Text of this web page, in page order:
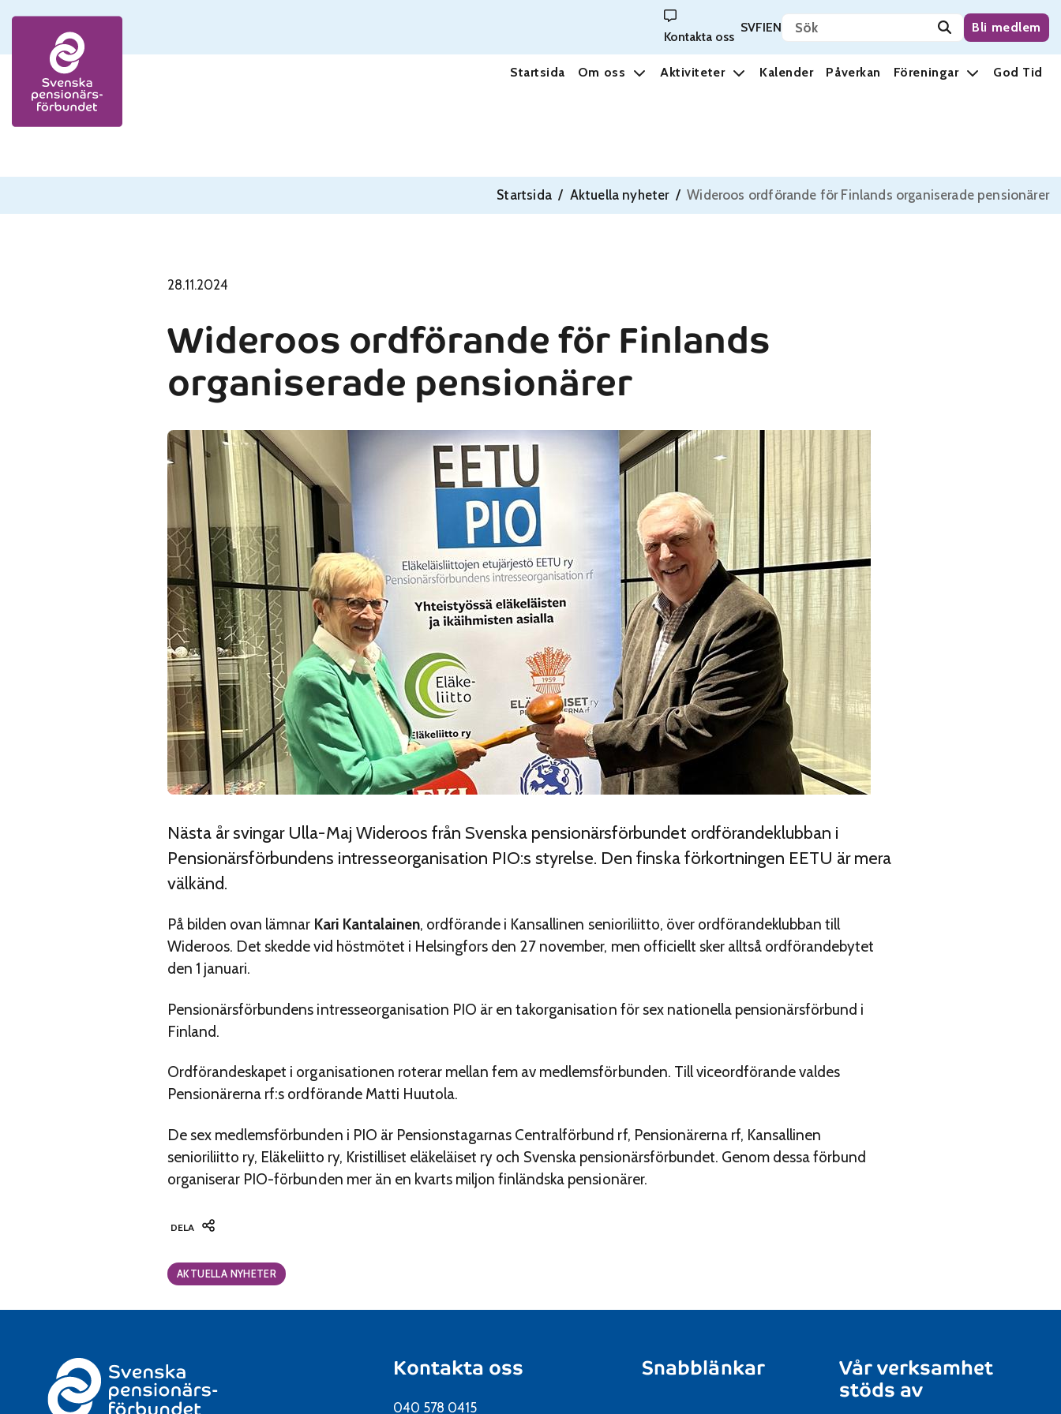
Skip to content
Kontakta oss
Svenska
SVSuomi
FIEnglish
ENSök på sidan Bli medlem
Startsida Om oss Aktiviteter Kalender Påverkan Föreningar God Tid
Startsida / Aktuella nyheter / Wideroos ordförande för Finlands organiserade pensionärer
28.11.2024
Wideroos ordförande för Finlands
organiserade pensionärer
Nästa år svingar Ulla-Maj Wideroos från Svenska pensionärsförbundet ordförandeklubban i
Pensionärsförbundens intresseorganisation PIO:s styrelse. Den finska förkortningen EETU är mera
välkänd.
På bilden ovan lämnar Kari Kantalainen, ordförande i Kansallinen senioriliitto, över ordförandeklubban till
Wideroos. Det skedde vid höstmötet i Helsingfors den 27 november, men officiellt sker alltså ordförandebytet
den 1 januari.
Pensionärsförbundens intresseorganisation PIO är en takorganisation för sex nationella pensionärsförbund i
Finland.
Ordförandeskapet i organisationen roterar mellan fem av medlemsförbunden. Till viceordförande valdes
Pensionärerna rf:s ordförande Matti Huutola.
De sex medlemsförbunden i PIO är Pensionstagarnas Centralförbund rf, Pensionärerna rf, Kansallinen
senioriliitto ry, Eläkeliitto ry, Kristilliset eläkeläiset ry och Svenska pensionärsförbundet. Genom dessa förbund
organiserar PIO-förbunden mer än en kvarts miljon finländska pensionärer.
DELA
AKTUELLA NYHETER
Kontakta oss
040 578 0415
Snabblänkar
Vår verksamhet
stöds av